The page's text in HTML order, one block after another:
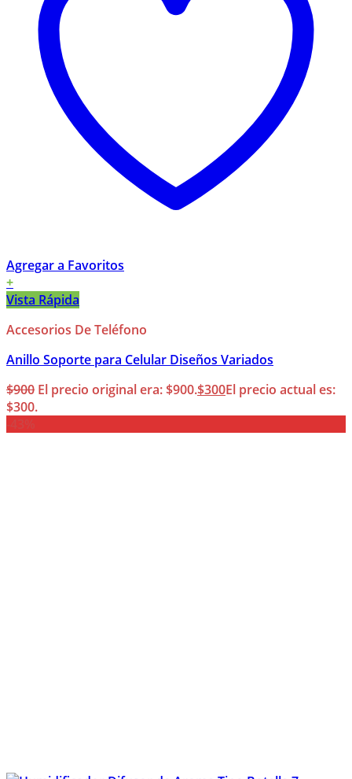
Agregar a Favoritos
+
Vista Rápida
Accesorios De Teléfono
Anillo Soporte para Celular Diseños Variados
$900 El precio original era: $900.$300El precio actual es:
$300.